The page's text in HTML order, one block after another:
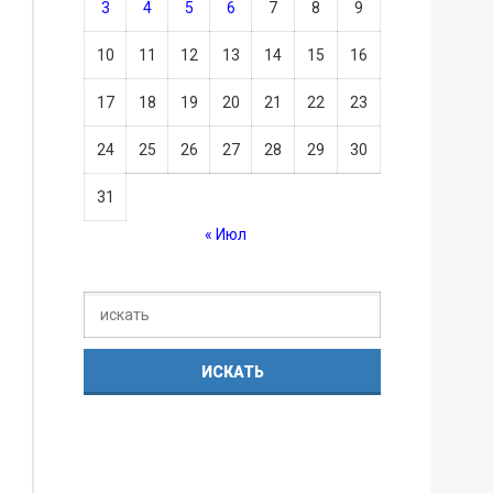
3 4 5 6 7 8 9
10 11 12 13 14 15 16
17 18 19 20 21 22 23
24 25 26 27 28 29 30
31
« Июл